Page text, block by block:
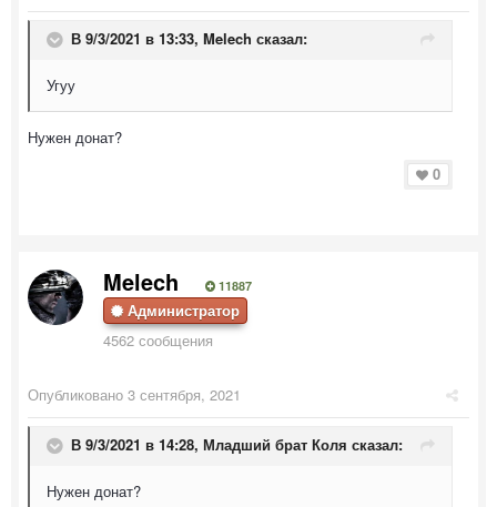
В 9/3/2021 в 13:33, Melech сказал:
Угуу
Нужен донат?
0
Melech 11887
Администратор
4562 сообщения
Опубликовано 3 сентября, 2021
В 9/3/2021 в 14:28, Младший брат Коля сказал:
Нужен донат?